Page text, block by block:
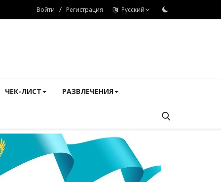
Войти / Регистрация Русский
ЧЕК-ЛИСТ РАЗВЛЕЧЕНИЯ